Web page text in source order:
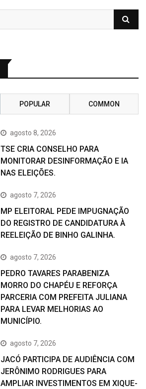
POPULAR COMMON
agosto 8, 2026
TSE CRIA CONSELHO PARA
MONITORAR DESINFORMAÇÃO E IA
NAS ELEIÇÕES.
agosto 7, 2026
MP ELEITORAL PEDE IMPUGNAÇÃO
DO REGISTRO DE CANDIDATURA À
REELEIÇÃO DE BINHO GALINHA.
agosto 7, 2026
PEDRO TAVARES PARABENIZA
MORRO DO CHAPÉU E REFORÇA
PARCERIA COM PREFEITA JULIANA
PARA LEVAR MELHORIAS AO
MUNICÍPIO.
agosto 7, 2026
JACÓ PARTICIPA DE AUDIÊNCIA COM
JERÔNIMO RODRIGUES PARA
AMPLIAR INVESTIMENTOS EM XIQUE-